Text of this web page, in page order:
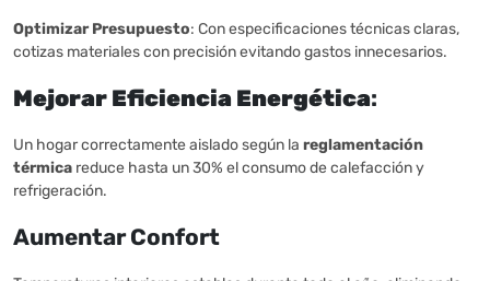
Optimizar Presupuesto: Con especificaciones técnicas claras,
cotizas materiales con precisión evitando gastos innecesarios.
Mejorar Eficiencia Energética:
Un hogar correctamente aislado según la reglamentación
térmica reduce hasta un 30% el consumo de calefacción y
refrigeración.
Aumentar Confort